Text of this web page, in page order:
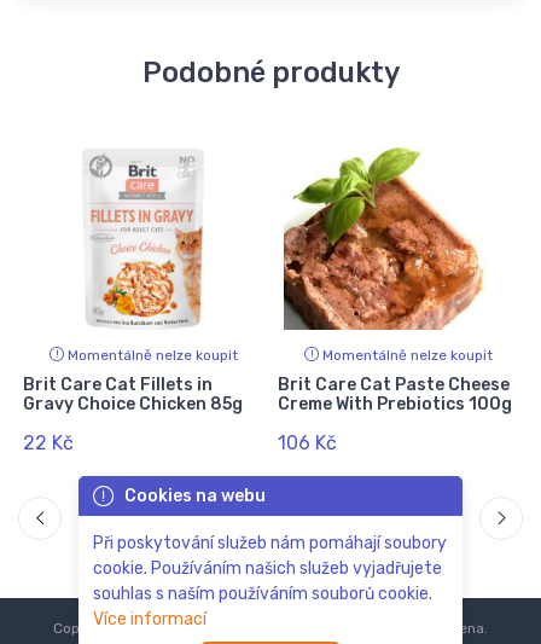
Podobné produkty
Momentálně nelze koupit
Brit Care Cat Fillets in
Gravy Choice Chicken 85g
22 Kč
Momentálně nelze koupit
Brit Care Cat Paste Cheese
Creme With Prebiotics 100g
106 Kč
Cookies na webu
Při poskytování služeb nám pomáhají soubory
cookie. Používáním našich služeb vyjadřujete
souhlas s naším používáním souborů cookie.
Více informací
Copyright © 2018-2024 Všechna práva vyhrazena.